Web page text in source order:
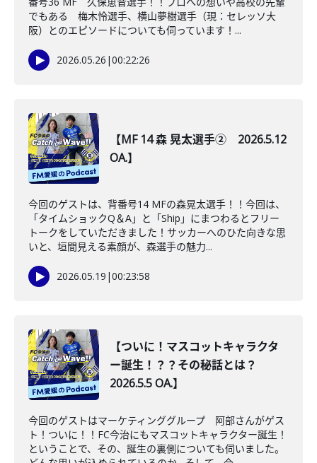
でもある 梅木怜選手、横山夢樹選手（現：セレッソ大
阪）とのエピソードについても伺っています！...
2026.05.26 |00:22:26
【MF 14 森 晃太選手② 2026.5.12
OA.】
今回のゲストは、背番号14 MFの森晃太選手！！今回は、
「タイムショックQ＆A」と「Ship」にまつわるとフリー
トークをしていただきました！サッカーへのひた向きな思
いと、垣間見える素顔が、森選手の魅力...
2026.05.19 |00:23:58
【ついに！マスコットキャラクタ
ー誕生！？？その秘話とは？
2026.5.5 OA.】
今回のゲストはマーケティンググループ 阿部さんがゲス
ト！ついに！！FC今治にもマスコットキャラクター誕生！
ということで、その、誕生の裏側についても伺いました。